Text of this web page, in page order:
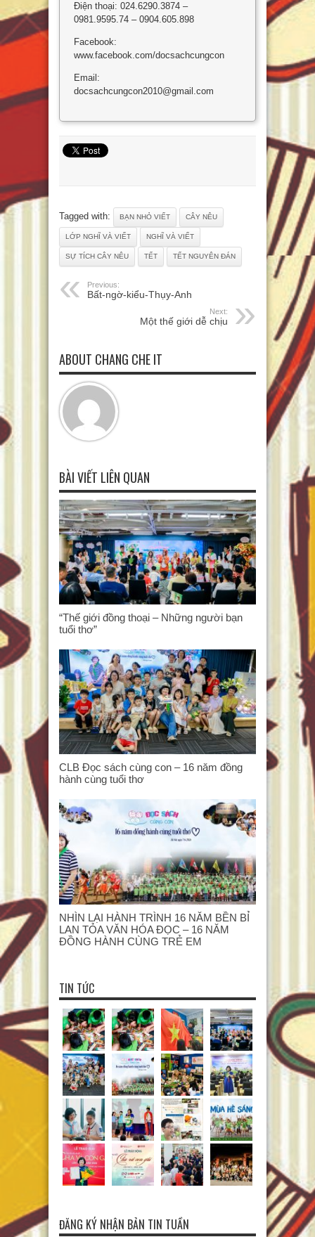
Điện thoại: 024.6290.3874 –
0981.9595.74 – 0904.605.898
Facebook:
www.facebook.com/docsachcungcon
Email:
docsachcungcon2010@gmail.com
Tagged with: BẠN NHỎ VIẾT CÂY NÊU
LỚP NGHĨ VÀ VIẾT NGHĨ VÀ VIẾT
SỰ TÍCH CÂY NÊU TẾT TẾT NGUYÊN ĐÁN
Previous:
Bất-ngờ-kiểu-Thụy-Anh
Next:
Một thế giới dễ chịu
ABOUT CHANG CHE IT
BÀI VIẾT LIÊN QUAN
“Thế giới đồng thoại – Những người bạn
tuổi thơ”
CLB Đọc sách cùng con – 16 năm đồng
hành cùng tuổi thơ
NHÌN LẠI HÀNH TRÌNH 16 NĂM BỀN BỈ
LAN TỎA VĂN HÓA ĐỌC – 16 NĂM
ĐỒNG HÀNH CÙNG TRẺ EM
TIN TỨC
ĐĂNG KÝ NHẬN BẢN TIN TUẦN